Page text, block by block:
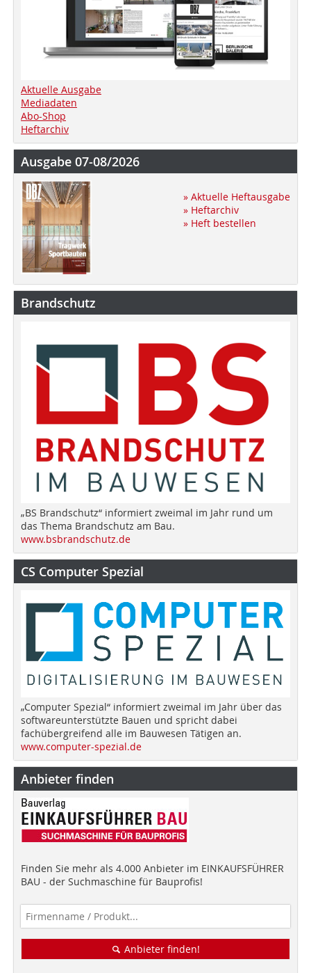
Aktuelle Ausgabe
Mediadaten
Abo-Shop
Heftarchiv
Ausgabe 07-08/2026
» Aktuelle Heftausgabe
» Heftarchiv
» Heft bestellen
Brandschutz
„BS Brandschutz“ informiert zweimal im Jahr rund um
das Thema Brandschutz am Bau.
www.bsbrandschutz.de
CS Computer Spezial
„Computer Spezial“ informiert zweimal im Jahr über das
softwareunterstützte Bauen und spricht dabei
fachübergreifend alle im Bauwesen Tätigen an.
www.computer-spezial.de
Anbieter finden
Finden Sie mehr als 4.000 Anbieter im EINKAUFSFÜHRER
BAU - der Suchmaschine für Bauprofis!
Anbieter finden!